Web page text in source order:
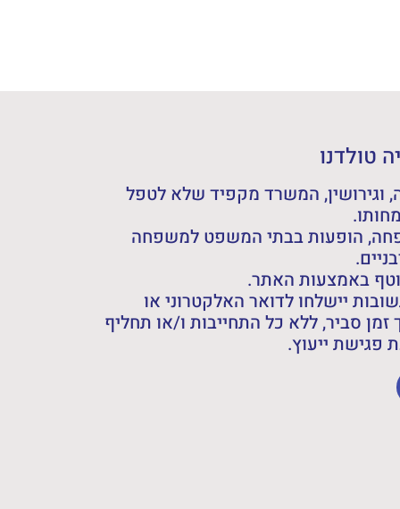
טולדנו
וגירושין, המשרד מקפיד שלא לטפל
הופעות בבתי המשפט למשפחה
באמצעות האתר.
יישלחו לדואר האלקטרוני או
זמן סביר, ללא כל התחייבות ו/או תחליף
ייעוץ.